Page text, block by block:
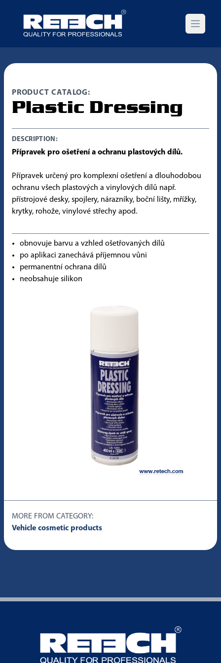
Open
PRODUCT CATALOG:
Plastic Dressing
DESCRIPTION:
Přípravek pro ošetření a ochranu plastových dílů.
Přípravek určený pro komplexní ošetření a dlouhodobou
ochranu všech plastových a vinylových dílů např.
přístrojové desky, spojlery, nárazníky, boční lišty, mřížky,
krytky, rohože, vinylové střechy apod.
obnovuje barvu a vzhled ošetřovaných dílů
po aplikaci zanechává příjemnou vůni
permanentní ochrana dílů
neobsahuje silikon
MORE FROM CATEGORY:
Vehicle cosmetic products